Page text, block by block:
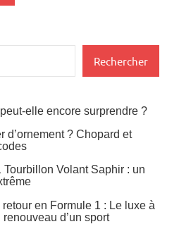
Rechercher
elle encore surprendre ?
d’ornement ? Chopard et
Volant Saphir : un
en Formule 1 : Le luxe à
d’un sport